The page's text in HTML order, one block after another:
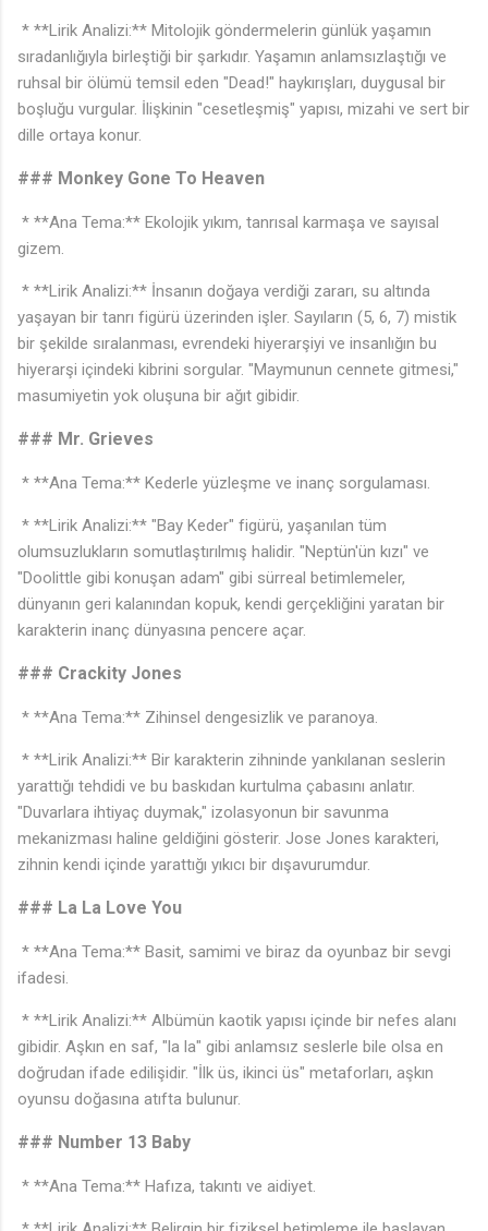
* **Lirik Analizi:** Mitolojik göndermelerin günlük yaşamın
sıradanlığıyla birleştiği bir şarkıdır. Yaşamın anlamsızlaştığı ve
ruhsal bir ölümü temsil eden "Dead!" haykırışları, duygusal bir
boşluğu vurgular. İlişkinin "cesetleşmiş" yapısı, mizahi ve sert bir
dille ortaya konur.
### Monkey Gone To Heaven
* **Ana Tema:** Ekolojik yıkım, tanrısal karmaşa ve sayısal
gizem.
* **Lirik Analizi:** İnsanın doğaya verdiği zararı, su altında
yaşayan bir tanrı figürü üzerinden işler. Sayıların (5, 6, 7) mistik
bir şekilde sıralanması, evrendeki hiyerarşiyi ve insanlığın bu
hiyerarşi içindeki kibrini sorgular. "Maymunun cennete gitmesi,"
masumiyetin yok oluşuna bir ağıt gibidir.
### Mr. Grieves
* **Ana Tema:** Kederle yüzleşme ve inanç sorgulaması.
* **Lirik Analizi:** "Bay Keder" figürü, yaşanılan tüm
olumsuzlukların somutlaştırılmış halidir. "Neptün'ün kızı" ve
"Doolittle gibi konuşan adam" gibi sürreal betimlemeler,
dünyanın geri kalanından kopuk, kendi gerçekliğini yaratan bir
karakterin inanç dünyasına pencere açar.
### Crackity Jones
* **Ana Tema:** Zihinsel dengesizlik ve paranoya.
* **Lirik Analizi:** Bir karakterin zihninde yankılanan seslerin
yarattığı tehdidi ve bu baskıdan kurtulma çabasını anlatır.
"Duvarlara ihtiyaç duymak," izolasyonun bir savunma
mekanizması haline geldiğini gösterir. Jose Jones karakteri,
zihnin kendi içinde yarattığı yıkıcı bir dışavurumdur.
### La La Love You
* **Ana Tema:** Basit, samimi ve biraz da oyunbaz bir sevgi
ifadesi.
* **Lirik Analizi:** Albümün kaotik yapısı içinde bir nefes alanı
gibidir. Aşkın en saf, "la la" gibi anlamsız seslerle bile olsa en
doğrudan ifade edilişidir. "İlk üs, ikinci üs" metaforları, aşkın
oyunsu doğasına atıfta bulunur.
### Number 13 Baby
* **Ana Tema:** Hafıza, takıntı ve aidiyet.
♩